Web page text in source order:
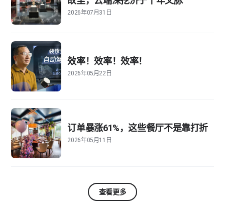
2026年07月31日
效率！效率！效率！
2026年05月22日
订单暴涨61%，这些餐厅不是靠打折
2026年05月11日
查看更多